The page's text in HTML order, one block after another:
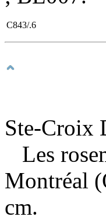
C843/.6
Ste-Croix
Les
Montréal
cm.